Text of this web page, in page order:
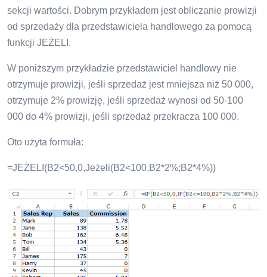
sekcji wartości. Dobrym przykładem jest obliczanie prowizji
od sprzedaży dla przedstawiciela handlowego za pomocą
funkcji JEŻELI.
W poniższym przykładzie przedstawiciel handlowy nie
otrzymuje prowizji, jeśli sprzedaż jest mniejsza niż 50 000,
otrzymuje 2% prowizję, jeśli sprzedaż wynosi od 50-100
000 do 4% prowizji, jeśli sprzedaż przekracza 100 000.
Oto użyta formuła:
=JEŻELI(B2<50,0,Jeżeli(B2<100,B2*2%;B2*4%))